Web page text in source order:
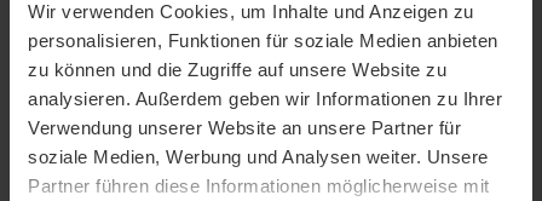
Wir verwenden Cookies, um Inhalte und Anzeigen zu
personalisieren, Funktionen für soziale Medien anbieten
zu können und die Zugriffe auf unsere Website zu
analysieren. Außerdem geben wir Informationen zu Ihrer
Verwendung unserer Website an unsere Partner für
soziale Medien, Werbung und Analysen weiter. Unsere
Partner führen diese Informationen möglicherweise mit
Echosline
Elizabeth Arden Bath & Shower Gel
Glynt
ID Hair
John Masters
Kerastase